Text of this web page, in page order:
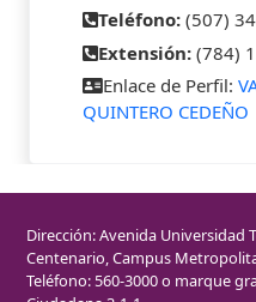
Teléfono: (507)
Extensión: (784)
Enlace de Perfil:
QUINTERO CEDEÑO
Dirección: Avenida Universidad
Centenario, Campus
Teléfono: 560-3000 o marque